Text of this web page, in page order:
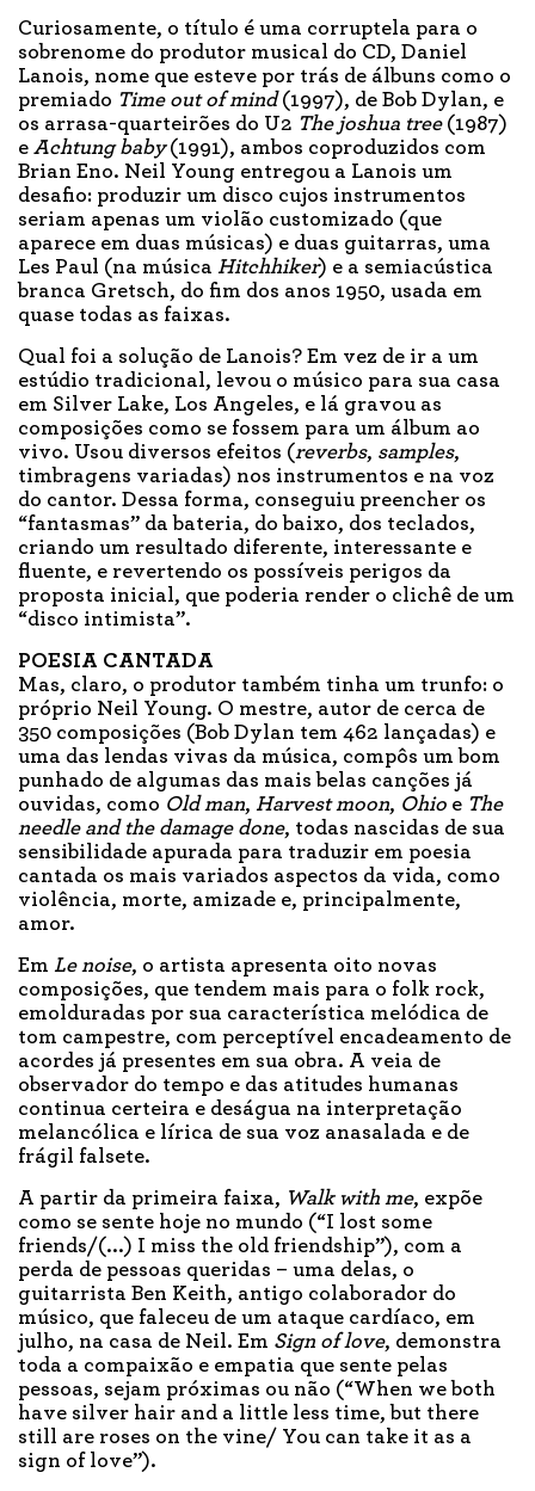
Curiosamente, o título é uma corruptela para o
sobrenome do produtor musical do CD, Daniel
Lanois, nome que esteve por trás de álbuns como o
premiado Time out of mind (1997), de Bob Dylan, e
os arrasa-quarteirões do U2 The joshua tree(1987)
e Achtung baby(1991), ambos coproduzidos com
Brian Eno. Neil Young entregou a Lanois um
desafio: produzir um disco cujos instrumentos
seriam apenas um violão customizado (que
aparece em duas músicas) e duas guitarras, uma
Les Paul (na música Hitchhiker) e a semiacústica
branca Gretsch, do fim dos anos 1950, usada em
quase todas as faixas.
Qual foi a solução de Lanois? Em vez de ir a um
estúdio tradicional, levou o músico para sua casa
em Silver Lake, Los Angeles, e lá gravou as
composições como se fossem para um álbum ao
vivo. Usou diversos efeitos (reverbs, samples,
timbragens variadas) nos instrumentos e na voz
do cantor. Dessa forma, conseguiu preencher os
“fantasmas” da bateria, do baixo, dos teclados,
criando um resultado diferente, interessante e
fluente, e revertendo os possíveis perigos da
proposta inicial, que poderia render o clichê de um
“disco intimista”.
POESIA CANTADA
Mas, claro, o produtor também tinha um trunfo: o
próprio Neil Young. O mestre, autor de cerca de
350 composições (Bob Dylan tem 462 lançadas) e
uma das lendas vivas da música, compôs um bom
punhado de algumas das mais belas canções já
ouvidas, como Old man, Harvest moon, Ohio e The
needle and the damage done, todas nascidas de sua
sensibilidade apurada para traduzir em poesia
cantada os mais variados aspectos da vida, como
violência, morte, amizade e, principalmente,
amor.
Em Le noise, o artista apresenta oito novas
composições, que tendem mais para o folk rock,
emolduradas por sua característica melódica de
tom campestre, com perceptível encadeamento de
acordes já presentes em sua obra. A veia de
observador do tempo e das atitudes humanas
continua certeira e deságua na interpretação
melancólica e lírica de sua voz anasalada e de
frágil falsete.
A partir da primeira faixa, Walk with me, expõe
como se sente hoje no mundo (“I lost some
friends/(...) I miss the old friendship”), com a
perda de pessoas queridas – uma delas, o
guitarrista Ben Keith, antigo colaborador do
músico, que faleceu de um ataque cardíaco, em
julho, na casa de Neil. Em Sign of love, demonstra
toda a compaixão e empatia que sente pelas
pessoas, sejam próximas ou não (“When we both
have silver hair and a little less time, but there
still are roses on the vine/ You can take it as a
sign of love”).